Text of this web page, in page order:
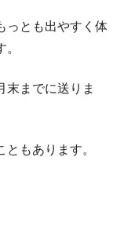
っとも出やすく体
末までに送りま
もあります。